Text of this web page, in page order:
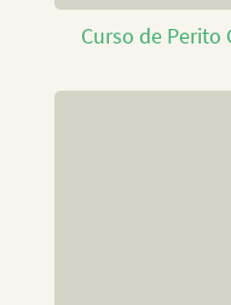
Curso de Perito